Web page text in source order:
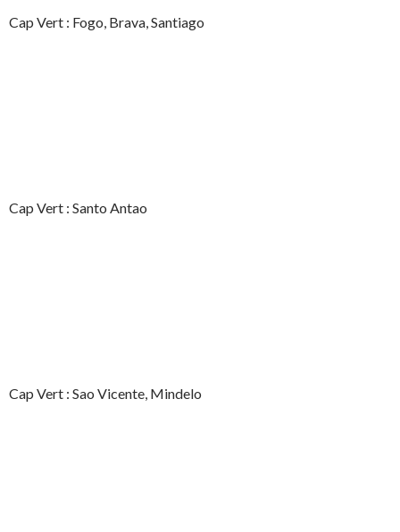
Cap Vert : Fogo, Brava, Santiago
Cap Vert : Santo Antao
Cap Vert : Sao Vicente, Mindelo